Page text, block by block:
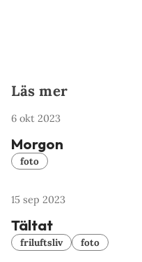
Läs mer
6 okt 2023
Morgon
foto
15 sep 2023
Tältat
friluftsliv foto